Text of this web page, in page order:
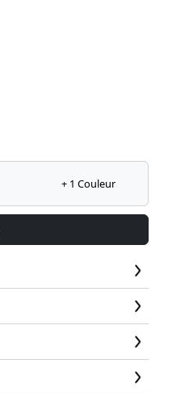
+ 1 Couleur